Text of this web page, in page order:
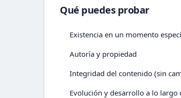
Qué puedes probar
Existencia en un momento
Autoría y propiedad
Integridad del contenido (sin
Evolución y desarrollo a lo largo